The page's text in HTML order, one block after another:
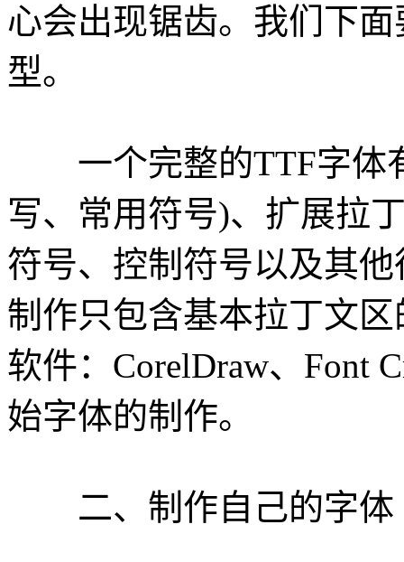
心会出现锯齿。我们下
型。
一个完整的TTF字体
写、常用符号)、扩展拉
符号、控制符号以及其
制作只包含基本拉丁文
软件：CorelDraw、Font
始字体的制作。
二、制作自己的字体